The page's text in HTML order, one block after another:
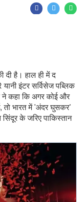
दी है। हाल ही में द
इंटर सर्विसेज पब्लिक
ने कहा कि अगर कोई और
तो भारत में 'अंदर घुसकर'
के जरिए पाकिस्तान